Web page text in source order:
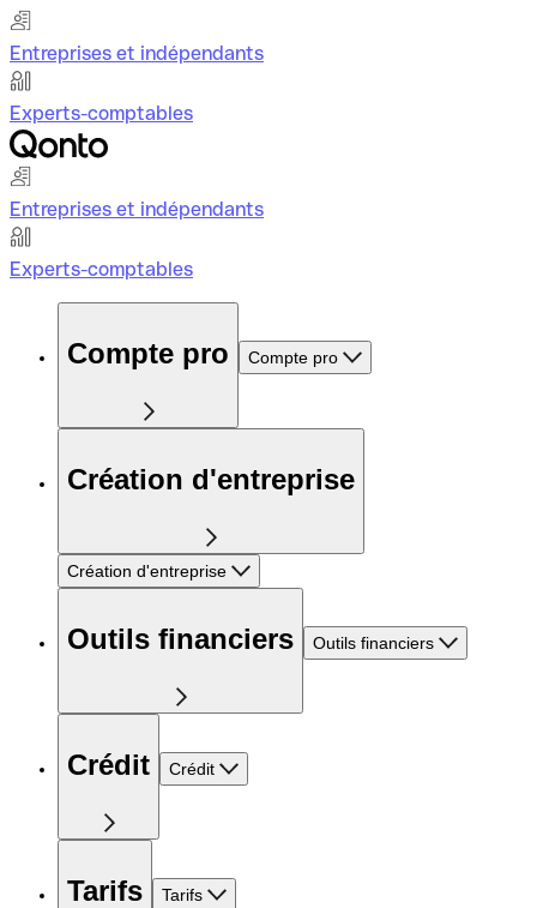
Entreprises et indépendants
Experts-comptables
Entreprises et indépendants
Experts-comptables
Compte pro Compte pro
Création d'entreprise
Création d'entreprise
Outils financiers Outils financiers
Crédit Crédit
Tarifs Tarifs